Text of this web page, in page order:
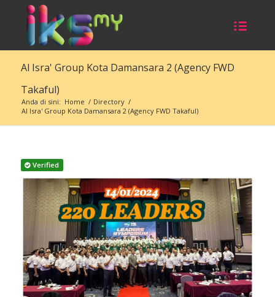
Al Isra' Group Kota Damansara 2 (Agency FWD
Takaful)
Anda di sini: Home / Directory /
Al Isra' Group Kota Damansara 2 (Agency FWD Takaful)
Verified